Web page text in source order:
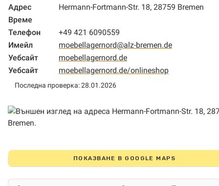
Адрес
Hermann-Fortmann-Str. 18, 28759 Bremen
Време
Телефон
+49 421 6090559
Имейл
moebellagernord@alz-bremen.de
Уебсайт
moebellagernord.de
Уебсайт
moebellagernord.de/onlineshop
Последна проверка: 28.01.2026
ПОКАЗВАНЕ В GOOGLE MAPS